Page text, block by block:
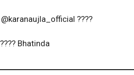
????
???? Bhatinda